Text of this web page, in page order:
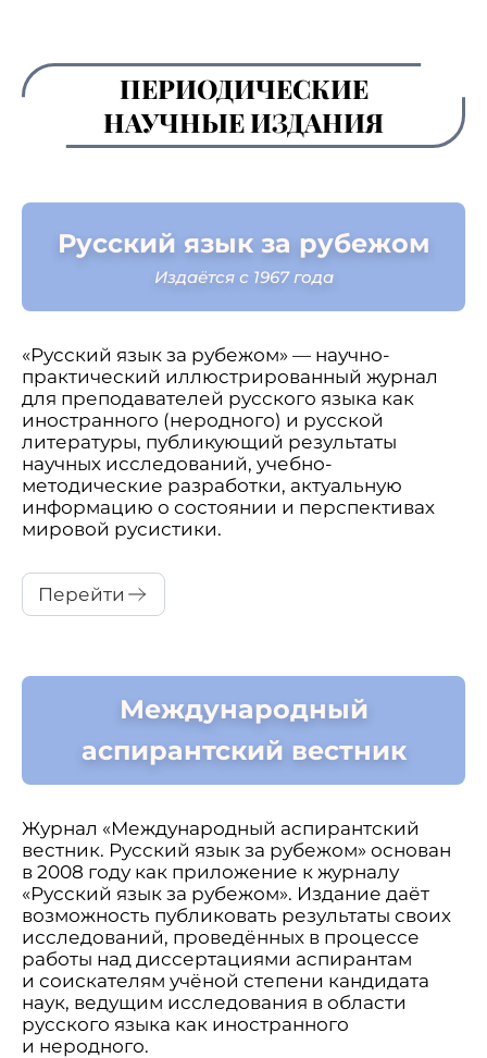
ПЕРИОДИЧЕСКИЕ
НАУЧНЫЕ ИЗДАНИЯ
Русский язык за рубежом
Издаётся с 1967 года
«Русский язык за рубежом» — научно-
практический иллюстрированный журнал
для преподавателей русского языка как
иностранного (неродного) и русской
литературы, публикующий результаты
научных исследований, учебно-
методические разработки, актуальную
информацию о состоянии и перспективах
мировой русистики.
Перейти
Международный
аспирантский вестник
Журнал «Международный аспирантский
вестник. Русский язык за рубежом» основан
в 2008 году как приложение к журналу
«Русский язык за рубежом». Издание даёт
возможность публиковать результаты своих
исследований, проведённых в процессе
работы над диссертациями аспирантам
и соискателям учёной степени кандидата
наук, ведущим исследования в области
русского языка как иностранного
и неродного.